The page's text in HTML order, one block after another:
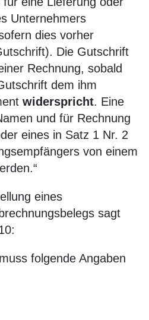
Unternehmers
dies vorher
Die Gutschrift
Rechnung, sobald
dem ihm
widerspricht. Eine
und für Rechnung
eines in Satz 1 Nr. 2
von einem
eines
sagt
folgende Angaben